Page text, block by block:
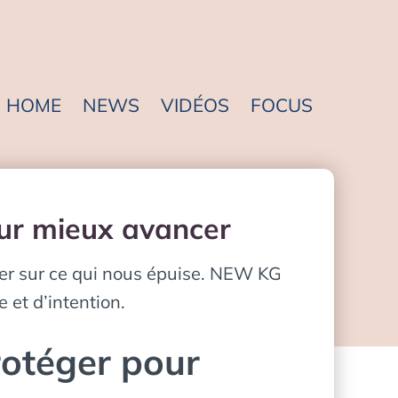
HOME NEWS VIDÉOS FOCUS
mieux avancer
sur ce qui nous épuise. NEW KG
et d’intention.
pour